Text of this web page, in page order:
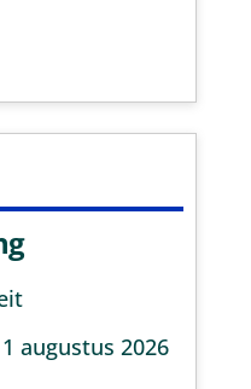
augustus 2026